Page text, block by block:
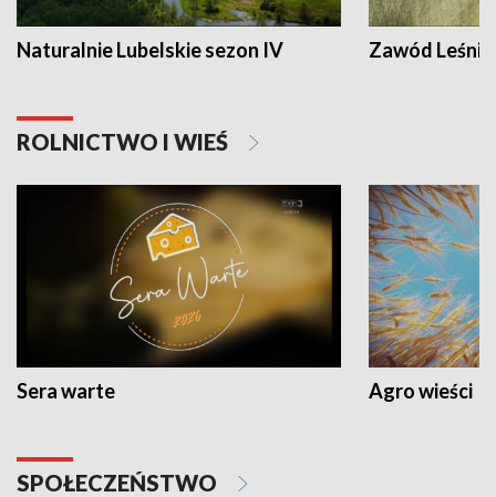
Naturalnie Lubelskie sezon IV Zawód Leśnik
ROLNICTWO I WIEŚ
Sera warte Agro wieści
SPOŁECZEŃSTWO